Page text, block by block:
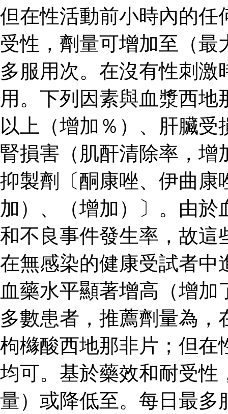
但在性活動前小時內的任
受性，劑量可增加至（
多服用次。在沒有性刺
用。下列因素與血漿西
以上（增加％）、肝臟
腎損害（肌酐清除率，增
抑製劑〔酮康唑、伊曲康
加）、（增加）〕。由
和不良事件發生率，故這
在無感染的健康受試者中
血藥水平顯著增高（增加
多數患者，推薦劑量為
枸櫞酸西地那非片；但在
均可。基於藥效和耐受性
量）或降低至。每日最多